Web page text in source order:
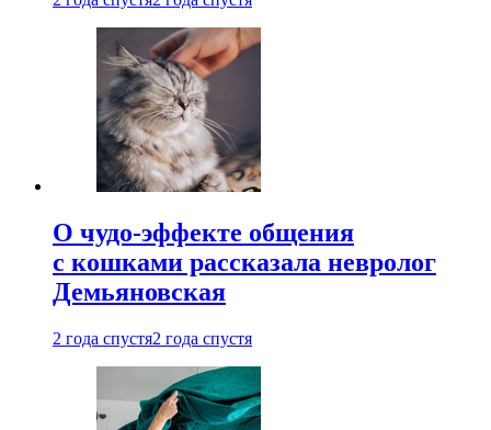
О чудо-эффекте общения
с кошками рассказала невролог
Демьяновская
2 года спустя2 года спустя